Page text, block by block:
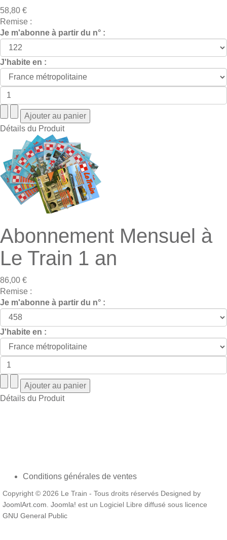
58,80 €
Remise :
Je m'abonne à partir du n° :
J'habite en :
Détails du Produit
Abonnement Mensuel à
Le Train 1 an
86,00 €
Remise :
Je m'abonne à partir du n° :
J'habite en :
Détails du Produit
Conditions générales de ventes
Copyright © 2026 Le Train - Tous droits réservés Designed by
JoomlArt.com. Joomla! est un Logiciel Libre diffusé sous licence
GNU General Public